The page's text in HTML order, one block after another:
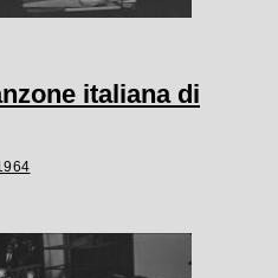
italiana di